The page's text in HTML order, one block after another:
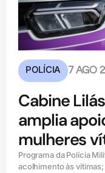
POLÍCIA 7 AGO
Cabine
amplia
mulheres
Programa da Polícia
acolhimento às